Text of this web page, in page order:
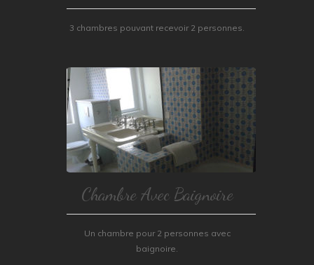
3 chambres pouvant recevoir 2 personnes.
Chambre Avec Baignoire
Un chambre pour 2 personnes avec
baignoire.